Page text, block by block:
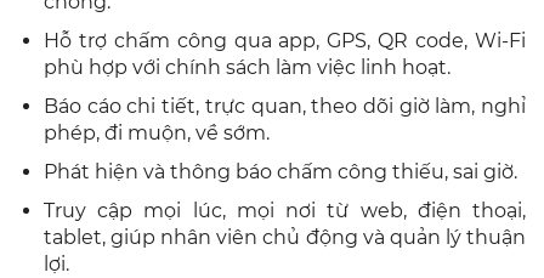
Hỗ trợ chấm công qua app, GPS, QR code, Wi‑Fi
phù hợp với chính sách làm việc linh hoạt.
Báo cáo chi tiết, trực quan, theo dõi giờ làm, nghỉ
phép, đi muộn, về sớm.
Phát hiện và thông báo chấm công thiếu, sai giờ.
Truy cập mọi lúc, mọi nơi từ web, điện thoại,
tablet, giúp nhân viên chủ động và quản lý thuận
lợi.